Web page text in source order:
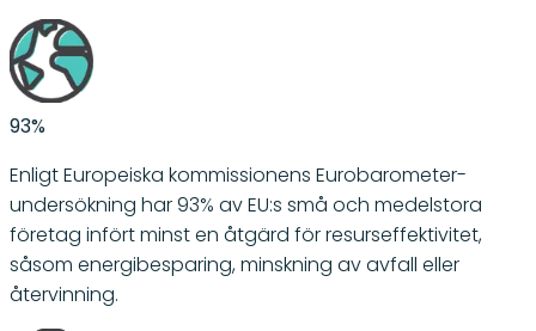
93%
Enligt Europeiska kommissionens Eurobarometer-
undersökning har 93% av EU:s små och medelstora
företag infört minst en åtgärd för resurseffektivitet,
såsom energibesparing, minskning av avfall eller
återvinning.